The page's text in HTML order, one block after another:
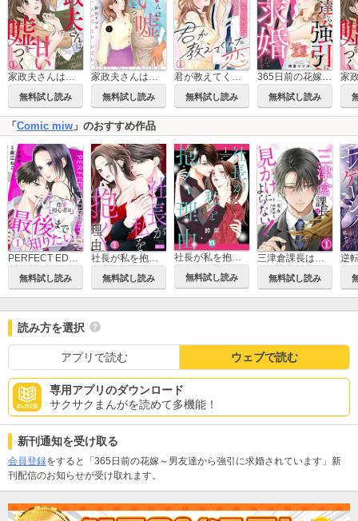
家政夫さんは甘い嘘をつく
無料試し読み
家政夫さんは甘い嘘をつく【単行本版】
無料試し読み
君が教えてくれた恋～34歳シンママが年下エリートに溺愛されたら
無料試し読み
365日前の花嫁～男友達から強引に求婚されています【タテヨミ】
無料試し読み
「 Comic miw 」のおすすめ作品
PERFECT EDUCATION～恋愛初心者は最後まで知りたい
無料試し読み
社長が私を抱く理由
無料試し読み
社長が私を抱く理由【コミックス版】
無料試し読み
三津倉課長は見かけによらない!
無料試し読み
読み方を選択
アプリで読む ウェブで読む
専用アプリのダウンロード
サクサクまんがを読めて多機能！
新刊通知を受け取る
会員登録をすると「365日前の花嫁～男友達から強引に求婚されています」新
刊配信のお知らせが受け取れます。